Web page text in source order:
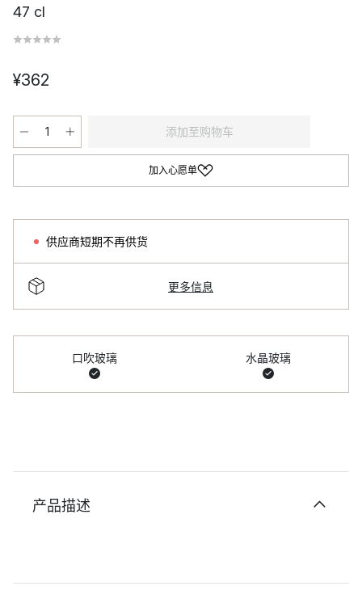
47 cl
¥362
添加至购物车
加入心愿单
供应商短期不再供货
更多信息
口吹玻璃 水晶玻璃
产品描述